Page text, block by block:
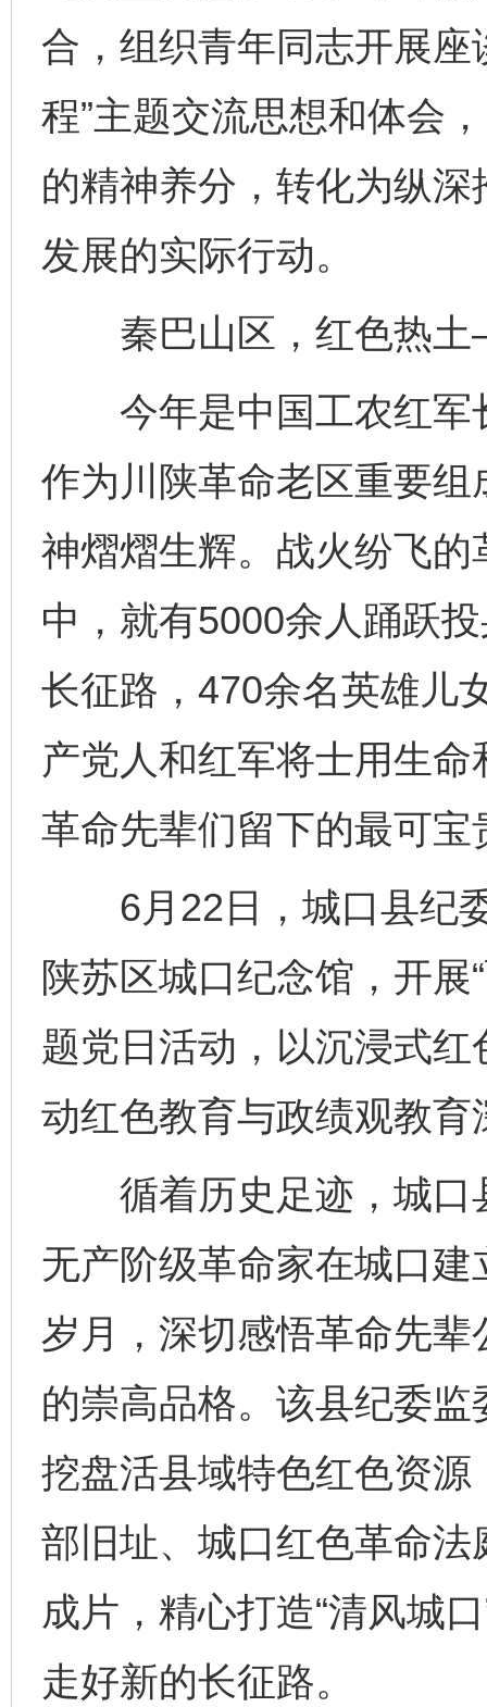
合，组织青年同志开展座
程”主题交流思想和体会
的精神养分，转化为纵
发展的实际行动。
秦巴山区，红色热
今年是中国工农红军
作为川陕革命老区重要
神熠熠生辉。战火纷飞
中，就有5000余人踊跃
长征路，470余名英雄儿
产党人和红军将士用生
革命先辈们留下的最可宝
6月22日，城口县纪委
陕苏区城口纪念馆，开展
题党日活动，以沉浸式
动红色教育与政绩观教
循着历史足迹，城口
无产阶级革命家在城口
岁月，深切感悟革命先
的崇高品格。该县纪委
挖盘活县域特色红色资
部旧址、城口红色革命
成片，精心打造“清风城
走好新的长征路。